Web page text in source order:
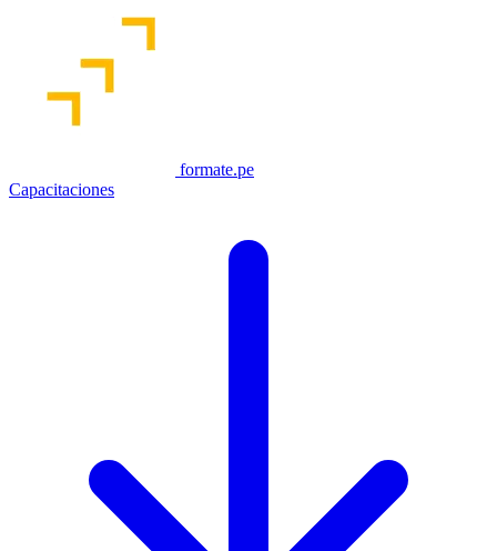
formate.pe
Capacitaciones